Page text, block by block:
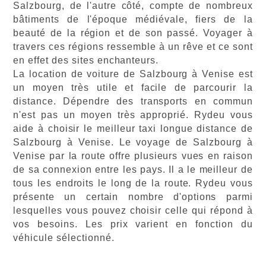
Salzbourg, de l'autre côté, compte de nombreux
bâtiments de l'époque médiévale, fiers de la
beauté de la région et de son passé. Voyager à
travers ces régions ressemble à un rêve et ce sont
en effet des sites enchanteurs.
La location de voiture de Salzbourg à Venise est
un moyen très utile et facile de parcourir la
distance. Dépendre des transports en commun
n'est pas un moyen très approprié. Rydeu vous
aide à choisir le meilleur taxi longue distance de
Salzbourg à Venise. Le voyage de Salzbourg à
Venise par la route offre plusieurs vues en raison
de sa connexion entre les pays. Il a le meilleur de
tous les endroits le long de la route. Rydeu vous
présente un certain nombre d'options parmi
lesquelles vous pouvez choisir celle qui répond à
vos besoins. Les prix varient en fonction du
véhicule sélectionné.